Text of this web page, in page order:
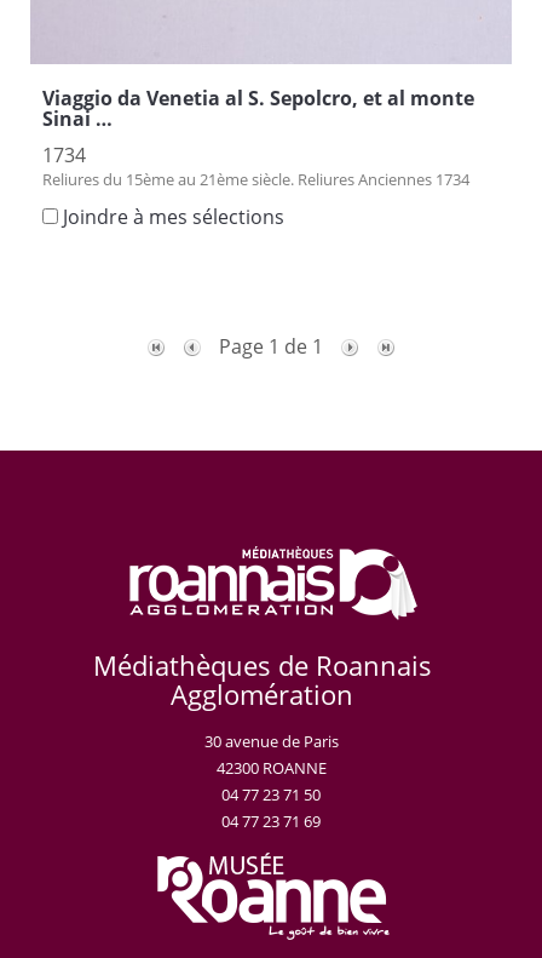
Viaggio da Venetia al S. Sepolcro, et al monte
Sinai …
1734
Reliures du 15ème au 21ème siècle. Reliures Anciennes 1734
Joindre à mes sélections
Page 1 de 1
Médiathèques de Roannais
Agglomération
30 avenue de Paris
42300 ROANNE
04 77 23 71 50
04 77 23 71 69